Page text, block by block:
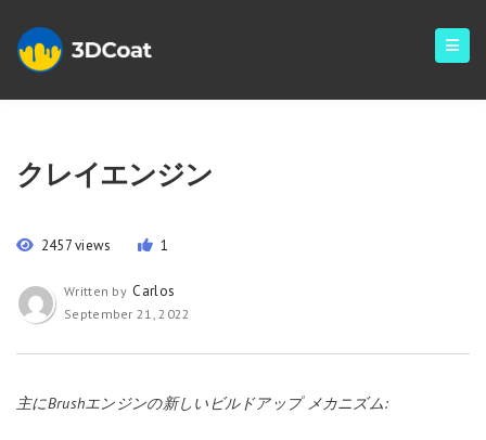
クレイエンジン
2457 views 1
Written by Carlos
September 21, 2022
主にBrushエンジンの新しいビルドアップ メカニズム: